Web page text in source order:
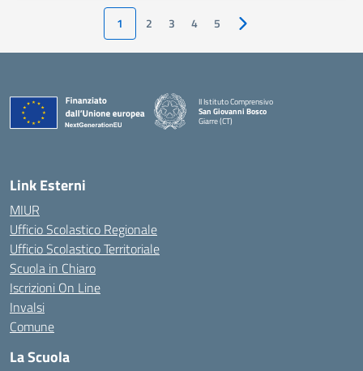
1 2 3 4 5 Pagina successiva
II Istituto Comprensivo
San Giovanni Bosco
Giarre (CT)
Link Esterni
MIUR
Ufficio Scolastico Regionale
Ufficio Scolastico Territoriale
Scuola in Chiaro
Iscrizioni On Line
Invalsi
Comune
La Scuola